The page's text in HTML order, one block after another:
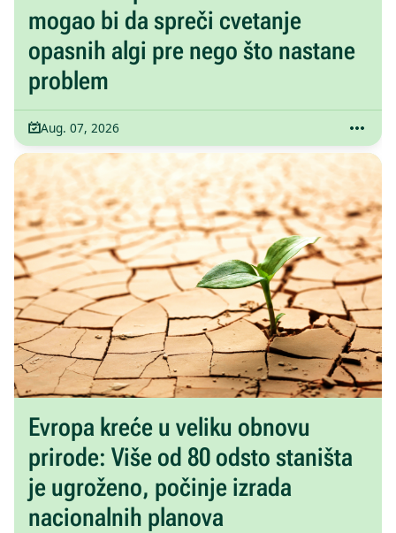
mogao bi da spreči cvetanje
opasnih algi pre nego što nastane
problem
Aug. 07, 2026
Evropa kreće u veliku obnovu
prirode: Više od 80 odsto staništa
je ugroženo, počinje izrada
nacionalnih planova